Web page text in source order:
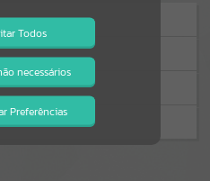
aguarde...
Todos
necessários
Preferências
recursos
não estar